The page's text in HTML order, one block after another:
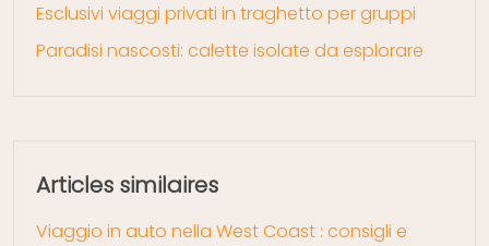
Esclusivi viaggi privati in traghetto per gruppi
Paradisi nascosti: calette isolate da esplorare
Articles similaires
Viaggio in auto nella West Coast : consigli e